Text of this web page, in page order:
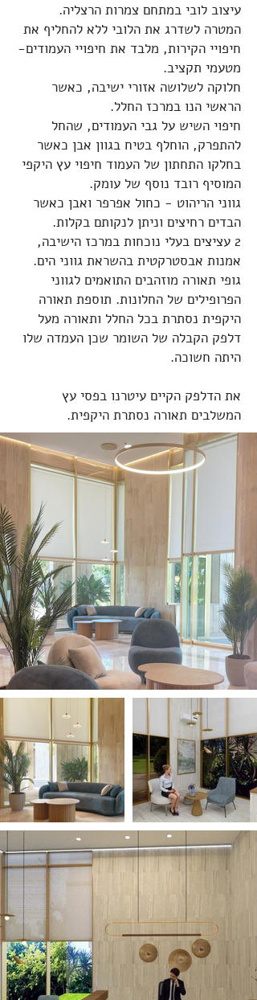
עיצוב לובי במתחם צמרות הרצליה.
המטרה לשדרג את הלובי ללא להחליף את
חיפויי הקירות, מלבד את חיפויי העמודים-
מטעמי תקציב.
חלוקה לשלושה אזורי ישיבה, כאשר
הראשי הנו במרכז החלל.
חיפוי השיש על גבי העמודים, שהחל
להתפרק, הוחלף בטיח בגוון אבן כאשר
בחלקו התחתון של העמוד חיפוי עץ היקפי
המוסיף רובד נוסף של עומק.
גווני הריהוט - כחול אפרפר ואבן כאשר
הבדים רחיצים וניתן לנקותם בקלות.
2 עציצים בעלי נוכחות במרכז הישיבה,
אמנות אבסטרקטית בהשראת גווני הים.
גופי תאורה מוזהבים התואמים לגווני
הפרופילים של החלונות. תוספת תאורה
היקפית נסתרת בכל החלל ותאורה מעל
דלפק הקבלה של השומר שכן העמדה שלו
היתה חשוכה.
את הדלפק הקיים עיטרנו בפסי עץ
המשלבים תאורה נסתרת היקפית.